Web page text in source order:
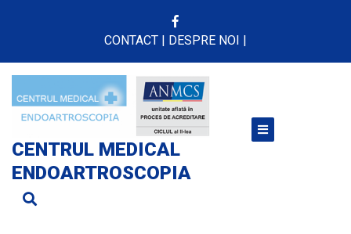
CONTACT | DESPRE NOI |
CENTRUL MEDICAL
ENDOARTROSCOPIA